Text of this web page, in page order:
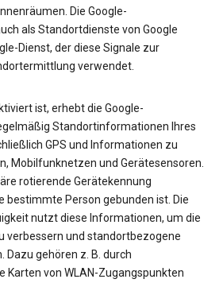
Die Google-
als Standortdienste von Google
Dienst, der diese Signale zur
verwendet.
ist, erhebt die Google-
Standortinformationen Ihres
GPS und Informationen zu
Mobilfunknetzen und Gerätesensoren.
rotierende Gerätekennung
bestimmte Person gebunden ist. Die
nutzt diese Informationen, um die
verbessern und standortbezogene
Dazu gehören z. B. durch
Karten von WLAN-Zugangspunkten